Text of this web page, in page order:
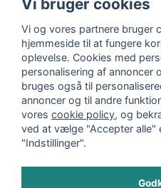
Reklamation
Policy chase cars
Returnera
Logga in
Vi bruger cookies
Vi og vores partnere bruger
hjemmeside til at fungere
oplevelse. Cookies med
personalisering af annoncer
bruges også til
annoncer og til andre
vores cookie policy, og
ved at vælge "Accepter alle"
"Indstillinger".